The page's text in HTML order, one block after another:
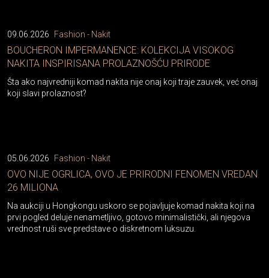
09.06.2026 Fashion - Nakit
BOUCHERON IMPERMANENCE: KOLEKCIJA VISOKOG
NAKITA INSPIRISANA PROLAZNOŠĆU PRIRODE
Šta ako najvredniji komad nakita nije onaj koji traje zauvek, već onaj
koji slavi prolaznost?
05.06.2026 Fashion - Nakit
OVO NIJE OGRLICA, OVO JE PRIRODNI FENOMEN VREDAN
26 MILIONA
Na aukciji u Hongkongu uskoro se pojavljuje komad nakita koji na
prvi pogled deluje nenametljivo, gotovo minimalistički, ali njegova
vrednost ruši sve predstave o diskretnom luksuzu.